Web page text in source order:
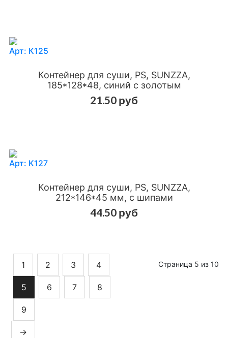
Арт: К125
Контейнер для суши, PS, SUNZZA,
185*128*48, синий с золотым
21.50 руб
Добавить в сравнения Добавить в избранное
Арт: К127
Контейнер для суши, PS, SUNZZA,
212*146*45 мм, с шипами
44.50 руб
Добавить в сравнения Добавить в избранное
1 2 3 4
5 6 7 8
9
→
Страница 5 из 10